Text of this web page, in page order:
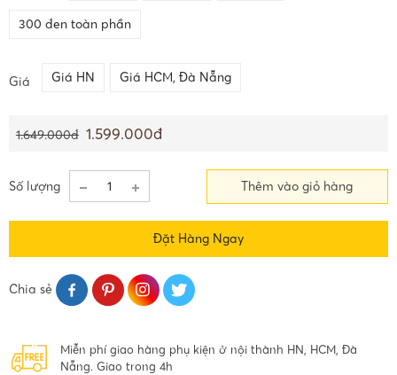
300 đen toàn phần
Giá Giá HN Giá HCM, Đà Nẵng
1.649.000đ 1.599.000đ
Số lượng Thêm vào giỏ hàng
Đặt Hàng Ngay
Chia sẻ
Miễn phí giao hàng phụ kiện ở nội thành HN, HCM, Đà
Nẵng. Giao trong 4h